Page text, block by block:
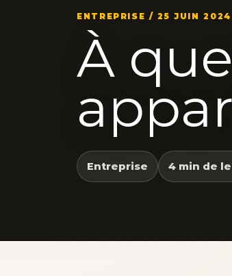
ENTREPRISE / 25 JUIN 2024
À
Entreprise 4 min de